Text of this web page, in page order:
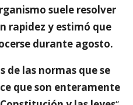
suele resolver
rapidez y estimó que
durante agosto.
de las normas que se
que son enteramente